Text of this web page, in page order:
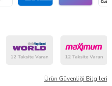
Ürün Güvenliği Bilgileri